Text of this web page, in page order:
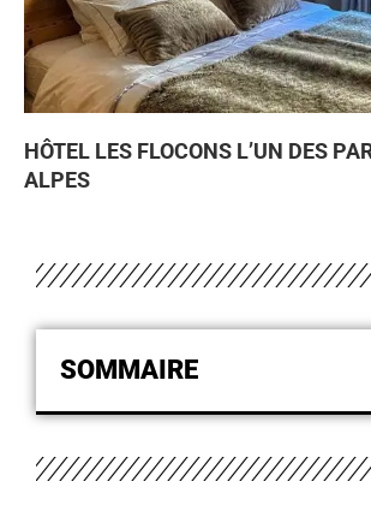
HÔTEL LES FLOCONS L’UN DES
ALPES
SOMMAIRE